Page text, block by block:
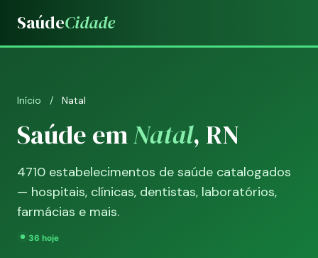
SaúdeCidade
Início / Natal
Saúde emNatal, RN
4710 estabelecimentos de saúde catalogados
— hospitais, clínicas, dentistas, laboratórios,
farmácias e mais.